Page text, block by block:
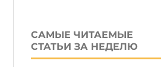
САМЫЕ ЧИТАЕМЫЕ
СТАТЬИ ЗА НЕДЕЛЮ